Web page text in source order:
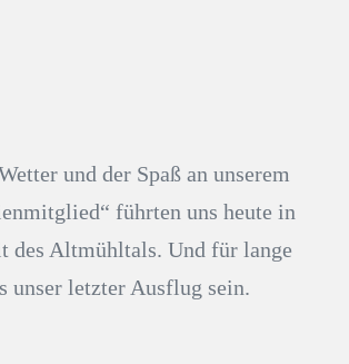
und der Spaß an unserem
führten uns heute in
des Altmühltals. Und für lange
unser letzter Ausflug sein.